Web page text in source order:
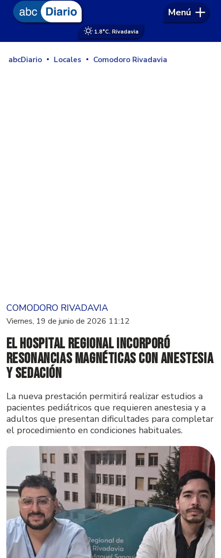
1.8°C. Rivadavia
Menú
abcDiario Locales Comodoro Rivadavia
COMODORO RIVADAVIA
Viernes, 19 de junio de 2026 11:12
El Hospital Regional incorporó
resonancias magnéticas con anestesia
y sedación
La nueva prestación permitirá realizar estudios a
pacientes pediátricos que requieren anestesia y a
adultos que presentan dificultades para completar
el procedimiento en condiciones habituales.